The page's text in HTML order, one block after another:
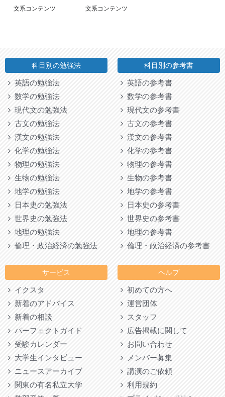
文系コンテンツ 文系コンテンツ
科目別の勉強法
英語の勉強法
数学の勉強法
現代文の勉強法
古文の勉強法
漢文の勉強法
化学の勉強法
物理の勉強法
生物の勉強法
地学の勉強法
日本史の勉強法
世界史の勉強法
地理の勉強法
倫理・政治経済の勉強法
サービス
イクスタ
新着のアドバイス
新着の相談
パーフェクトガイド
受験カレンダー
大学生インタビュー
ニュースアーカイブ
関東の有名私立大学
科目別の参考書
英語の参考書
数学の参考書
現代文の参考書
古文の参考書
漢文の参考書
化学の参考書
物理の参考書
生物の参考書
地学の参考書
日本史の参考書
世界史の参考書
地理の参考書
倫理・政治経済の参考書
ヘルプ
初めての方へ
運営団体
スタッフ
広告掲載に関して
お問い合わせ
メンバー募集
講演のご依頼
利用規約